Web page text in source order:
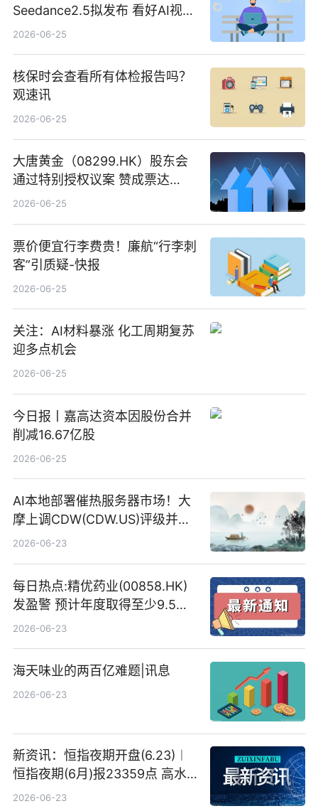
Seedance2.5拟发布 看好AI视频
创作工作流进一步提效
2026-06-25
核保时会查看所有体检报告吗？
观速讯
2026-06-25
大唐黄金（08299.HK）股东会
通过特别授权议案 赞成票达
100%_新动态
2026-06-25
票价便宜行李费贵！廉航“行李刺
客”引质疑-快报
2026-06-25
关注：AI材料暴涨 化工周期复苏
迎多点机会
2026-06-25
今日报丨嘉高达资本因股份合并
削减16.67亿股
2026-06-25
AI本地部署催热服务器市场！大
摩上调CDW(CDW.US)评级并看
高IBM(IBM.US)戴尔(DELL.US)
2026-06-23
每日热点:精优药业(00858.HK)
发盈警 预计年度取得至少9.5亿
港元的亏损 同比盈转亏
2026-06-23
海天味业的两百亿难题|讯息
2026-06-23
新资讯：恒指夜期开盘(6.23)︱
恒指夜期(6月)报23359点 高水
23点
2026-06-23